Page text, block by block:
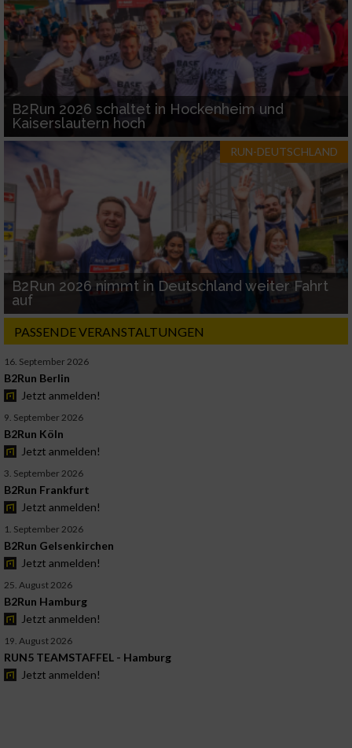
B2Run 2026 schaltet in Hockenheim und
Kaiserslautern hoch
RUN-DEUTSCHLAND
B2Run 2026 nimmt in Deutschland weiter Fahrt
auf
PASSENDE VERANSTALTUNGEN
16. September 2026
B2Run Berlin
Jetzt anmelden!
9. September 2026
B2Run Köln
Jetzt anmelden!
3. September 2026
B2Run Frankfurt
Jetzt anmelden!
1. September 2026
B2Run Gelsenkirchen
Jetzt anmelden!
25. August 2026
B2Run Hamburg
Jetzt anmelden!
19. August 2026
RUN5 TEAMSTAFFEL - Hamburg
Jetzt anmelden!